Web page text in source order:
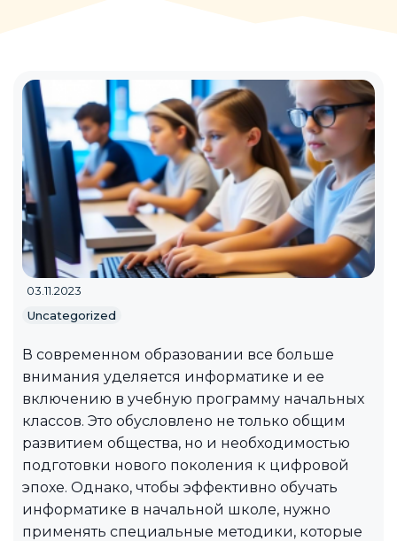
03.11.2023
Uncategorized
В современном образовании все больше
внимания уделяется информатике и ее
включению в учебную программу начальных
классов. Это обусловлено не только общим
развитием общества, но и необходимостью
подготовки нового поколения к цифровой
эпохе. Однако, чтобы эффективно обучать
информатике в начальной школе, нужно
применять специальные методики, которые